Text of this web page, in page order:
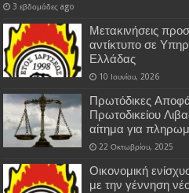
3 εβδομάδες ago
Μετακινήσεις
αντίκτυπο σε
Ελλάδας
10 Ιουνίου, 2026
Πρωτόδικες
Πρωτοδικείου
αίτημα για
22 Οκτωβρίου, 2025
Οικονομική
με την γέννηση